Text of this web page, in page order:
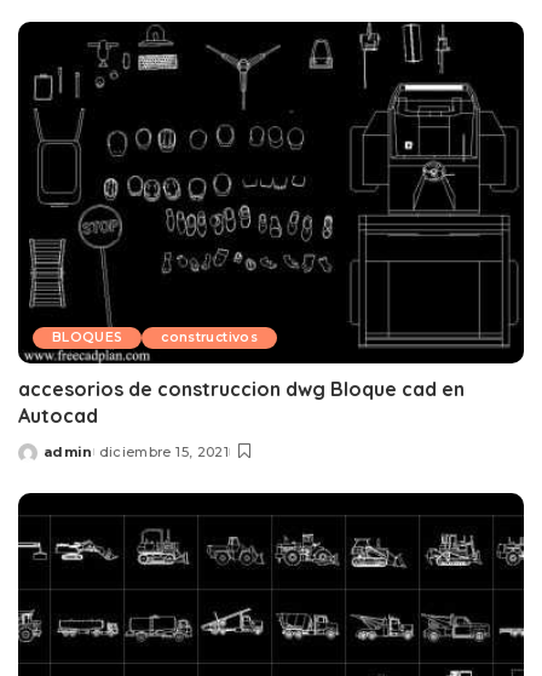
BLOQUES constructivos
accesorios de construccion dwg Bloque cad en
Autocad
Posted
admin diciembre 15, 2021